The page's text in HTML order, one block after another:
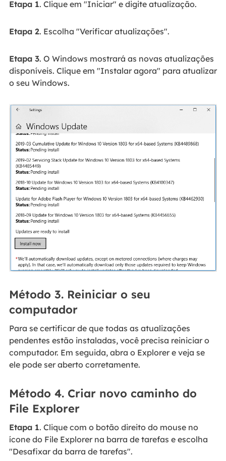
Etapa 1. Clique em "Iniciar" e digite atualização.
Etapa 2. Escolha "Verificar atualizações".
Etapa 3. O Windows mostrará as novas atualizações
disponíveis. Clique em "Instalar agora" para atualizar
o seu Windows.
Método 3. Reiniciar o seu
computador
Para se certificar de que todas as atualizações
pendentes estão instaladas, você precisa reiniciar o
computador. Em seguida, abra o Explorer e veja se
ele pode ser aberto corretamente.
Método 4. Criar novo caminho do
File Explorer
Etapa 1. Clique com o botão direito do mouse no
ícone do File Explorer na barra de tarefas e escolha
"Desafixar da barra de tarefas".